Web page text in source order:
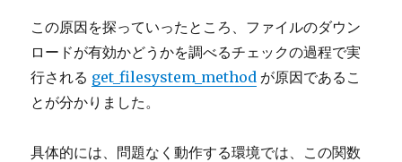
この原因を探っていったところ、ファイルのダウン
ロードが有効かどうかを調べるチェックの過程で実
行される get_filesystem_method が原因であるこ
とが分かりました。
具体的には、問題なく動作する環境では、この関数